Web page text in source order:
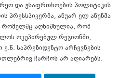
და უსაფრთხოების პოლიტიკის
პრესსპიკერმა, ანუარ ელ ანუნმა
რომელშც აღნიშნულია, რომ
ოკუპირებულ რეგიონში,
საპრეზიდენტო არჩევნების
ჩარჩოს არ აღიარებს.